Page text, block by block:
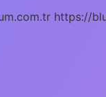
https://